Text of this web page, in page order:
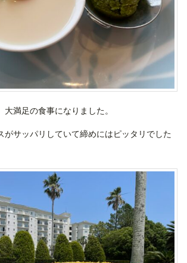
大満足の食事になりました。
がサッパリしていて締めにはピッタリでした